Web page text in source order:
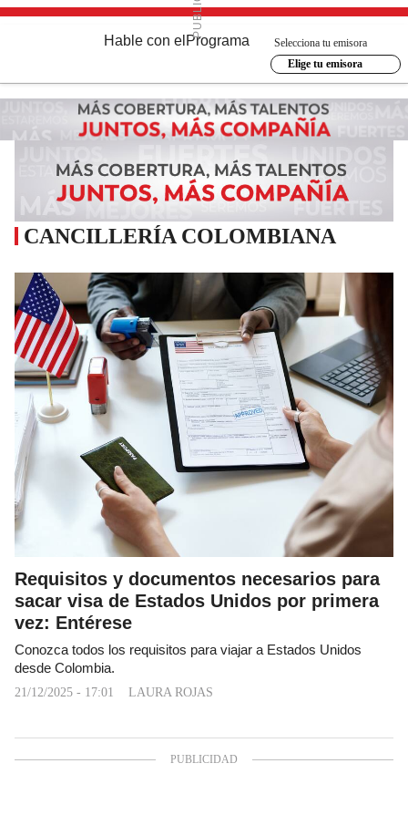
Hable con el Programa
Selecciona tu emisora
Elige tu emisora
CANCILLERÍA COLOMBIANA
Requisitos y documentos necesarios para
sacar visa de Estados Unidos por primera
vez: Entérese
Conozca todos los requisitos para viajar a Estados Unidos
desde Colombia.
21/12/2025 - 17:01 LAURA ROJAS